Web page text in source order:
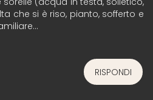
che si è riso, pianto, sofferto e
RISPONDI